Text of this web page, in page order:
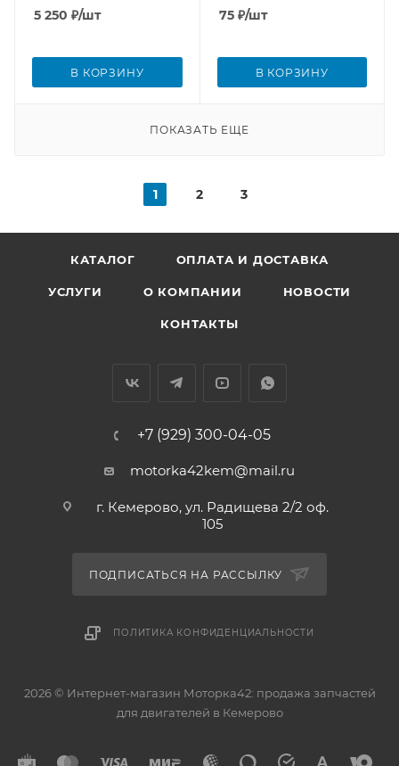
5 250 ₽/шт
В КОРЗИНУ
75₽/шт
В КОРЗИНУ
ПОКАЗАТЬ ЕЩЕ
1 2 3
КАТАЛОГ ОПЛАТА И ДОСТАВКА
УСЛУГИ О КОМПАНИИ НОВОСТИ
КОНТАКТЫ
+7 (929) 300-04-05
motorka42kem@mail.ru
г. Кемерово, ул. Радищева 2/2 оф.
105
ПОДПИСАТЬСЯ НА РАССЫЛКУ
ПОЛИТИКА КОНФИДЕНЦИАЛЬНОСТИ
2026 © Интернет-магазин Моторка42: продажа запчастей
для двигателей в Кемерово